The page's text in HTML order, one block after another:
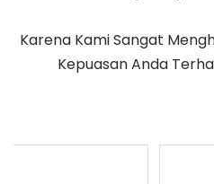
Karena Kami Sangat
Kepuasan Anda